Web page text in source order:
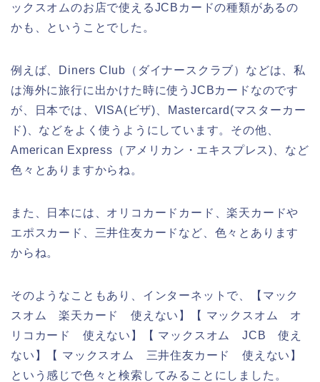
ックスオムのお店で使えるJCBカードの種類があるの
かも、ということでした。
例えば、Diners Club（ダイナースクラブ）などは、私
は海外に旅行に出かけた時に使うJCBカードなのです
が、日本では、VISA(ビザ)、Mastercard(マスターカー
ド)、などをよく使うようにしています。その他、
American Express（アメリカン・エキスプレス)、など
色々とありますからね。
また、日本には、オリコカードカード、楽天カードや
エポスカード、三井住友カードなど、色々とあります
からね。
そのようなこともあり、インターネットで、【マック
スオム 楽天カード 使えない】【 マックスオム オ
リコカード 使えない】【 マックスオム JCB 使え
ない】【 マックスオム 三井住友カード 使えない】
という感じで色々と検索してみることにしました。